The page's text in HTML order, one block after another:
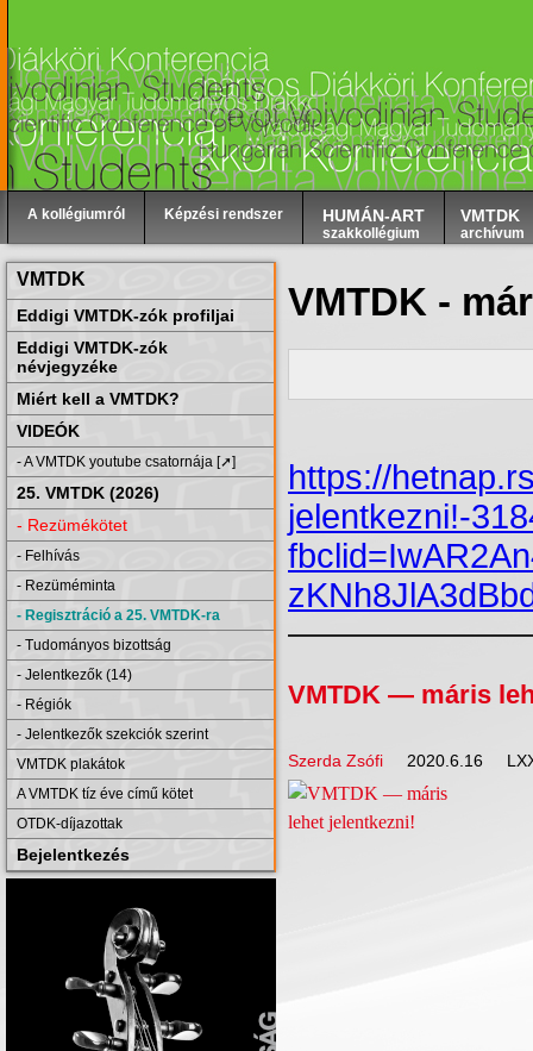
A kollégiumról Képzési rendszer HUMÁN-ART
szakkollégium
VMTDK
archívum
VMTDK
Eddigi VMTDK-zók profiljai
Eddigi VMTDK-zók
névjegyzéke
Miért kell a VMTDK?
VIDEÓK
- A VMTDK youtube csatornája [➚]
25. VMTDK (2026)
- Rezümékötet
- Felhívás
- Rezüméminta
- Regisztráció a 25. VMTDK-ra
- Tudományos bizottság
- Jelentkezők (14)
- Régiók
- Jelentkezők szekciók szerint
VMTDK plakátok
A VMTDK tíz éve című kötet
OTDK-díjazottak
Bejelentkezés
VMTDK -
https://
jelentkezni!-
VMTDK — máris
Szerda Zsófi 2020.6.16